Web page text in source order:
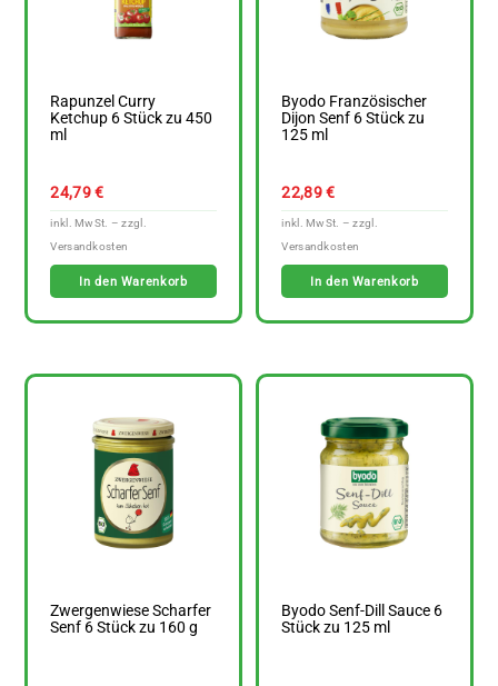
Rapunzel Curry
Ketchup 6 Stück zu 450
ml
24,79€
In den Warenkorb
Byodo Französischer
Dijon Senf 6 Stück zu
125 ml
22,89€
In den Warenkorb
Zwergenwiese Scharfer
Senf 6 Stück zu 160 g
Byodo Senf-Dill Sauce 6
Stück zu 125 ml